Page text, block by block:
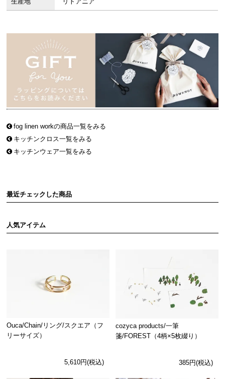
fog linen workの商品一覧をみる
キッチンクロス一覧をみる
キッチンウェア一覧をみる
最近チェックした商品
人気アイテム
Ouca/Chain/リング/スクエア（フ
リーサイズ）
5,610円(税込)
cozyca products/一筆
箋/FOREST（4柄×5枚綴り）
385円(税込)